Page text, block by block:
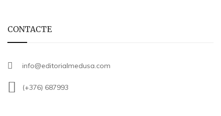
CONTACTE
info@editorialmedusa.com
(+376) 687993